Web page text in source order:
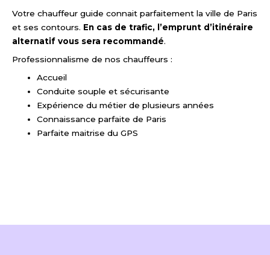
Votre chauffeur guide connait parfaitement la ville de Paris
et ses contours. En cas de trafic, l’emprunt d’itinéraire
alternatif vous sera recommandé.
Professionnalisme de nos chauffeurs :
Accueil
Conduite souple et sécurisante
Expérience du métier de plusieurs années
Connaissance parfaite de Paris
Parfaite maitrise du GPS